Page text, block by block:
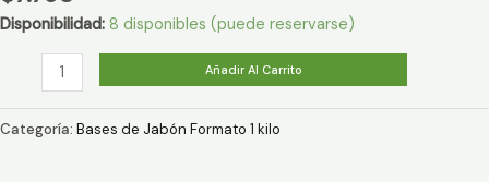
Disponibilidad: 8 disponibles (puede reservarse)
Caléndula
Añadir Al Carrito
Categoría: Bases de Jabón Formato 1 kilo